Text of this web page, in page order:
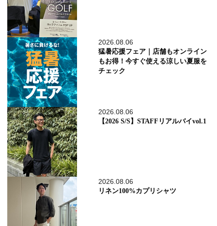
2026.08.06
猛暑応援フェア｜店舗もオンライン
もお得！今すぐ使える涼しい夏服を
チェック
2026.08.06
【2026 S/S】STAFFリアルバイvol.1
2026.08.06
リネン100%カプリシャツ